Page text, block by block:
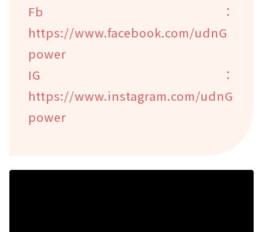
Fb：
https://www.facebook.com/udnG
power
IG：
https://www.instagram.com/udnG
power